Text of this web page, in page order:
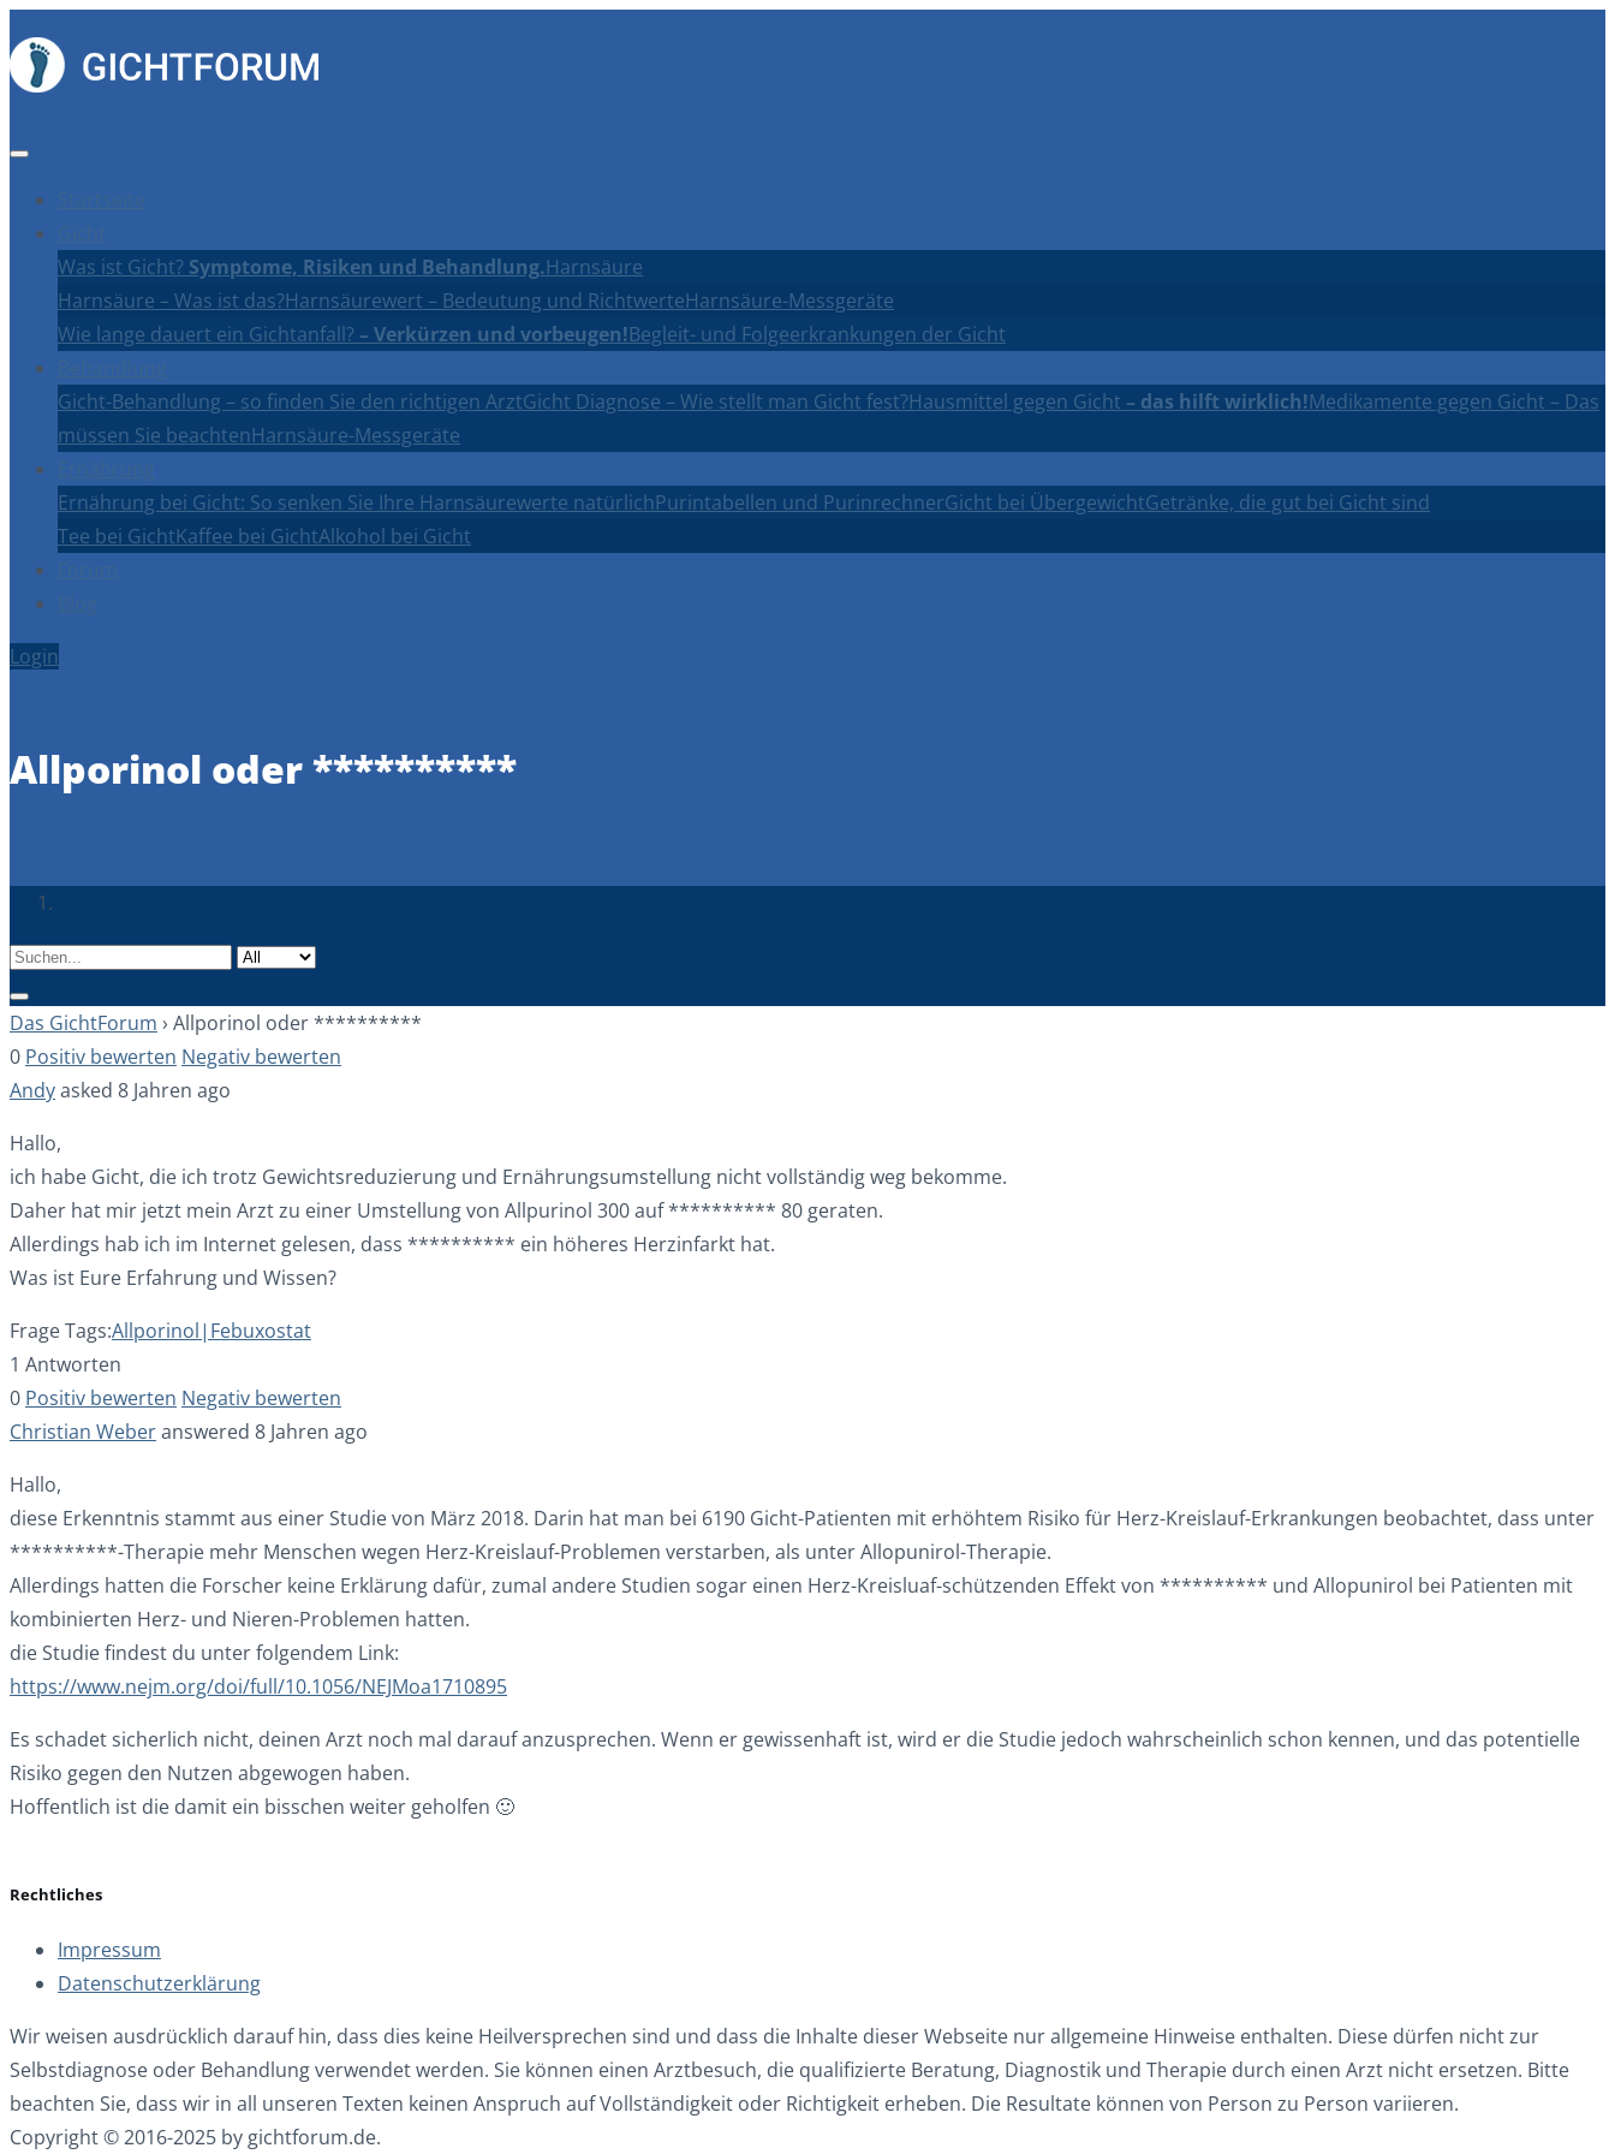
Was ist Gicht? Symptome, Risiken und Behandlung.Harnsäure
Harnsäure – Was ist das?Harnsäurewert – Bedeutung und RichtwerteHarnsäure-Messgeräte
Wie lange dauert ein Gichtanfall? – Verkürzen und vorbeugen!Begleit- und Folgeerkrankungen der Gicht
Gicht-Behandlung – so finden Sie den richtigen ArztGicht Diagnose – Wie stellt man Gicht fest?Hausmittel gegen Gicht – das hilft wirklich!Medikamente gegen Gicht – Das
müssen Sie beachtenHarnsäure-Messgeräte
Ernährung bei Gicht: So senken Sie Ihre Harnsäurewerte natürlichPurintabellen und PurinrechnerGicht bei ÜbergewichtGetränke, die gut bei Gicht sind
Tee bei GichtKaffee bei GichtAlkohol bei Gicht
Login
Allporinol oder **********
Das GichtForum › Allporinol oder **********
0 Positiv bewerten Negativ bewerten
Andyasked 8 Jahren ago
Hallo,
ich habe Gicht, die ich trotz Gewichtsreduzierung und Ernährungsumstellung nicht vollständig weg bekomme.
Daher hat mir jetzt mein Arzt zu einer Umstellung von Allpurinol 300 auf ********** 80 geraten.
Allerdings hab ich im Internet gelesen, dass ********** ein höheres Herzinfarkt hat.
Was ist Eure Erfahrung und Wissen?
Frage Tags:Allporinol|Febuxostat
1 Antworten
0 Positiv bewerten Negativ bewerten
Christian Weberanswered 8 Jahren ago
Hallo,
diese Erkenntnis stammt aus einer Studie von März 2018. Darin hat man bei 6190 Gicht-Patienten mit erhöhtem Risiko für Herz-Kreislauf-Erkrankungen beobachtet, dass unter
**********-Therapie mehr Menschen wegen Herz-Kreislauf-Problemen verstarben, als unter Allopunirol-Therapie.
Allerdings hatten die Forscher keine Erklärung dafür, zumal andere Studien sogar einen Herz-Kreisluaf-schützenden Effekt von ********** und Allopunirol bei Patienten mit
kombinierten Herz- und Nieren-Problemen hatten.
die Studie findest du unter folgendem Link:
https://www.nejm.org/doi/full/10.1056/NEJMoa1710895
Es schadet sicherlich nicht, deinen Arzt noch mal darauf anzusprechen. Wenn er gewissenhaft ist, wird er die Studie jedoch wahrscheinlich schon kennen, und das potentielle
Risiko gegen den Nutzen abgewogen haben.
Hoffentlich ist die damit ein bisschen weiter geholfen 🙂
Rechtliches
Impressum
Datenschutzerklärung
Wir weisen ausdrücklich darauf hin, dass dies keine Heilversprechen sind und dass die Inhalte dieser Webseite nur allgemeine Hinweise enthalten. Diese dürfen nicht zur
Selbstdiagnose oder Behandlung verwendet werden. Sie können einen Arztbesuch, die qualifizierte Beratung, Diagnostik und Therapie durch einen Arzt nicht ersetzen. Bitte
beachten Sie, dass wir in all unseren Texten keinen Anspruch auf Vollständigkeit oder Richtigkeit erheben. Die Resultate können von Person zu Person variieren.
Copyright © 2016-2025 by gichtforum.de.